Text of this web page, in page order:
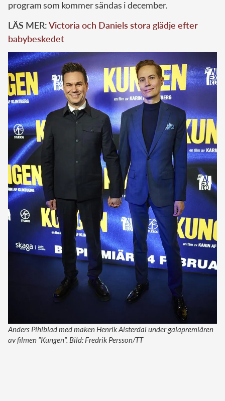
program som kommer sändas i december.
LÄS MER:Victoria och Daniels stora glädje efter
babybeskedet
Anders Pihlblad med maken Henrik Alsterdal under galapremiären
av filmen ”Kungen”. Bild: Fredrik Persson/TT